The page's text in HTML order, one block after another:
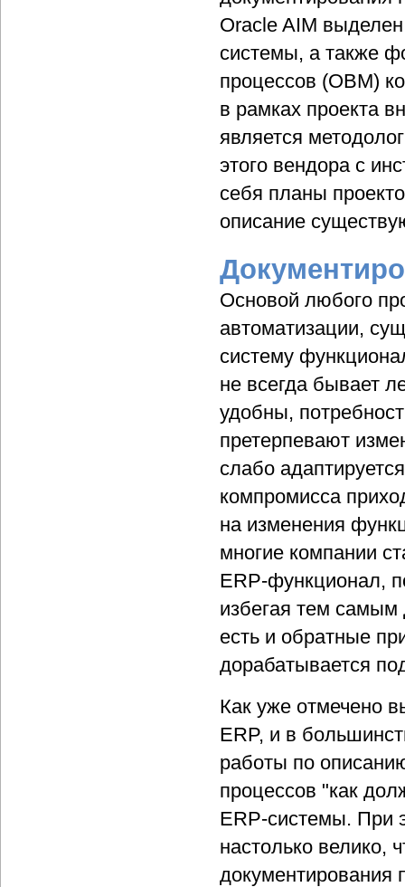
Oracle AIM
системы, а также
процессов (ОВМ)
в рамках проекта
является
этого вендора с
себя планы
описание
Основой любого
автоматизации,
систему
не всегда бывает
удобны,
претерпевают
слабо
компромисса
на изменения
многие компании
ERP-функционал,
избегая тем самым
есть и обратные
дорабатывается
Как уже отмечено
ERP, и в
работы по
процессов "как
ERP-системы. При
настолько велико,
документирования